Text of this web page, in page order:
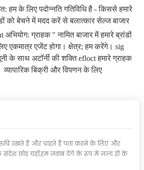
हम के लिए पदोन्नति गतिविधि है - किससे हमारे
को बेचने में मदद करें से बलात्कार सेल्ज बाजार
अभियोग: ग्राहक " नामित बाजार में हमारे ब्रांडों
एकमात्र एजेंट होगा। क्षेत्र; हम करेंगे। sig
के साथ अटॉर्नी की शक्ति efloct हमारे ग्राहक
व्यापारिक बिक्री और विपणन के लिए
रुचि रखते हैं और चाहते हैं पता करने के लिए और
संदेश छोड़ यहाँ,हम जवाब देंगे के रूप में जल्द ही के